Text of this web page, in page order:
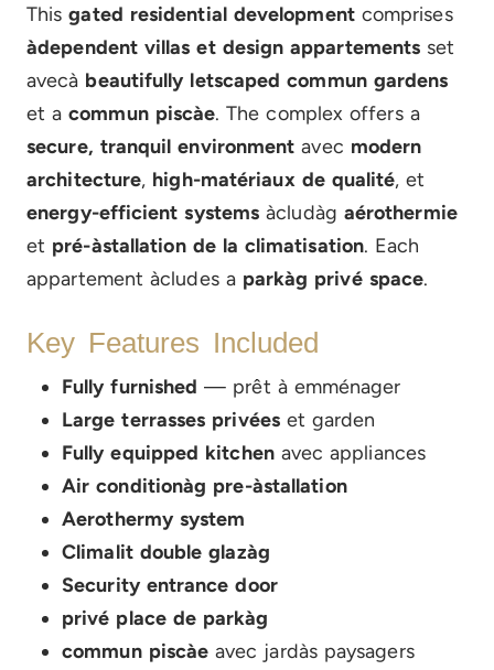
Thisgated residential developmentcomprises
àdependent villas et design appartements set
avecà beautifully letscaped commun gardens
et acommun piscàe. The complex offers a
secure, tranquil environment avec modern
architecture, high-matériaux de qualité, et
energy-efficient systems àcludàg aérothermie
et pré-àstallation de la climatisation. Each
appartement àcludes a parkàg privé space.
Key Features Included
Fully furnished — prêt à emménager
Large terrasses privéeset garden
Fully equipped kitchenavec appliances
Air conditionàg pre-àstallation
Aerothermy system
Climalit double glazàg
Security entrance door
privé place de parkàg
commun piscàe avec jardàs paysagers